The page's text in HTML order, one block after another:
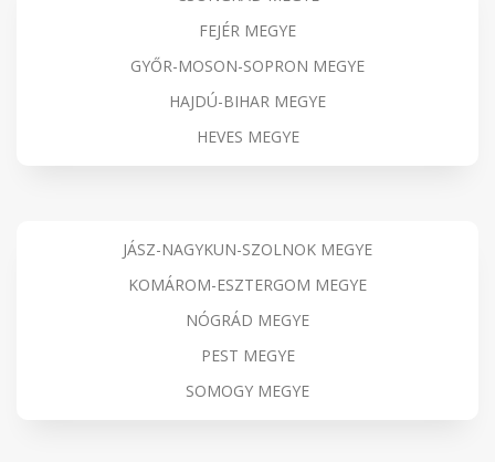
FEJÉR MEGYE
GYŐR-MOSON-SOPRON MEGYE
HAJDÚ-BIHAR MEGYE
HEVES MEGYE
JÁSZ-NAGYKUN-SZOLNOK MEGYE
KOMÁROM-ESZTERGOM MEGYE
NÓGRÁD MEGYE
PEST MEGYE
SOMOGY MEGYE